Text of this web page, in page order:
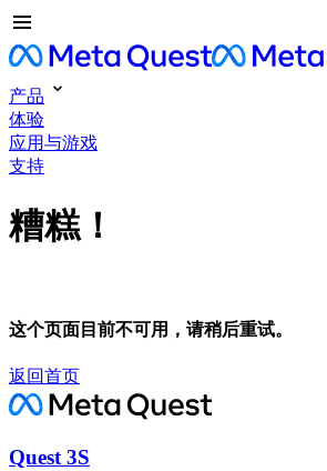
产品
体验
应用与游戏
支持
糟糕！
这个页面目前不可用，请稍后重试。
返回首页
Quest 3S